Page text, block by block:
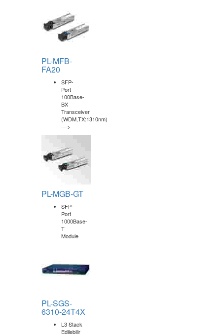
Sw-->
PL-MFB-
SFP-
Port
100Base-
BX
Transceiver
--->
PL-MGB-GT
SFP-
Port
PL-SGS-